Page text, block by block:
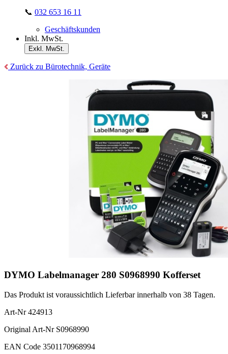
📞 032 653 16 11
Geschäftskunden
Inkl. MwSt.
Exkl. MwSt.
Zurück zu Bürotechnik, Geräte
DYMO Labelmanager 280 S0968990 Kofferset
Das Produkt ist voraussichtlich Lieferbar innerhalb von 38 Tagen.
Art-Nr424913
Original Art-Nr S0968990
EAN Code 3501170968994